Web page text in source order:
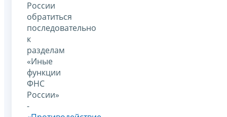
России
обратиться
последовательно
к
разделам
«Иные
функции
ФНС
России»
-